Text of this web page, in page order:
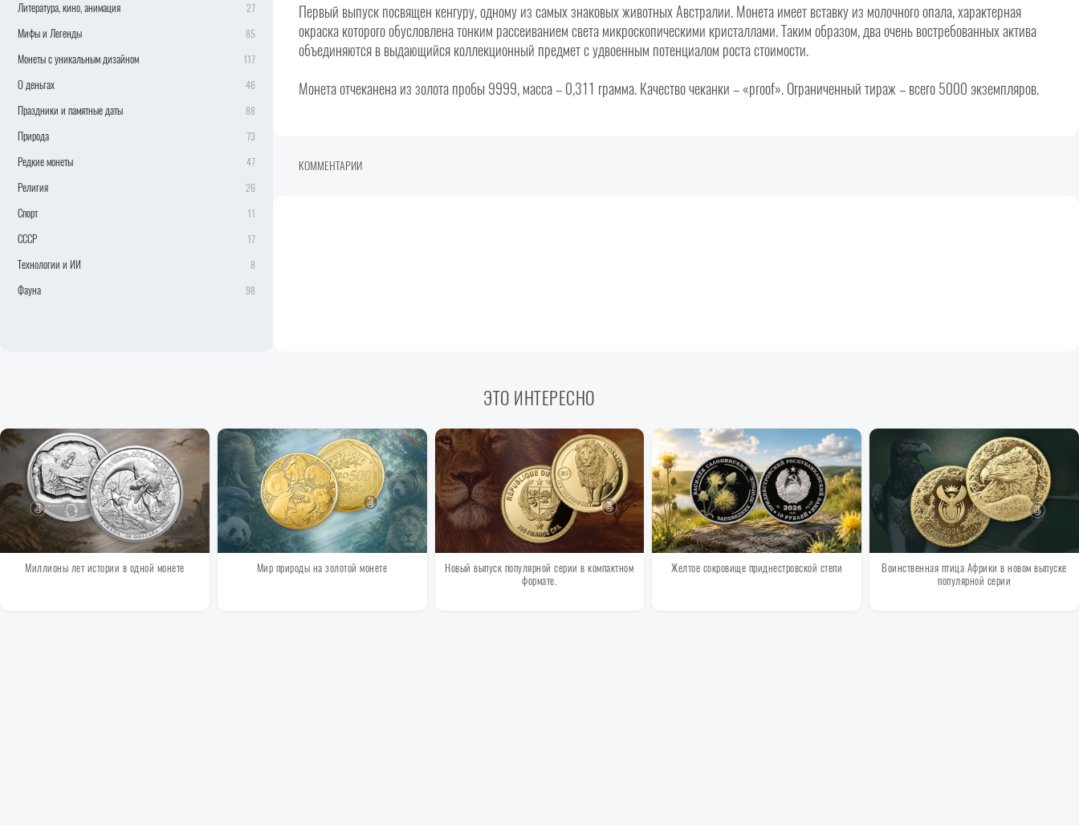
Литература, кино, анимация 27
Мифы и Легенды 85
Монеты с уникальным дизайном 117
О деньгах 46
Праздники и памятные даты 88
Природа 73
Редкие монеты 47
Религия 26
Спорт 11
СССР 17
Технологии и ИИ 8
Фауна 98
Первый выпуск посвящен кенгуру, одному из самых знаковых животных Австралии. Монета имеет вставку из молочного опала, характерная
окраска которого обусловлена тонким рассеиванием света микроскопическими кристаллами. Таким образом, два очень востребованных актива
объединяются в выдающийся коллекционный предмет с удвоенным потенциалом роста стоимости.
Монета отчеканена из золота пробы 9999, масса – 0,311 грамма. Качество чеканки – «proof». Ограниченный тираж – всего 5000 экземпляров.
КОММЕНТАРИИ
ЭТО ИНТЕРЕСНО
Миллионы лет истории в одной монете Мир природы на золотой монете
Новый выпуск популярной серии в компактном
формате.
Желтое сокровище приднестровской степи
Воинственная птица Африки в новом выпуске
популярной серии